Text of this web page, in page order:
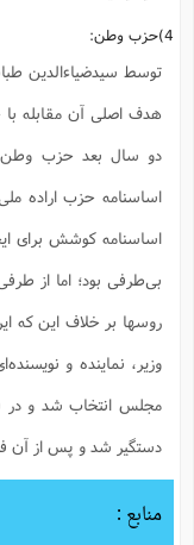
4)حزب وطن:
هدف اصلی آن مقابله با
دو سال بعد حزب وطن
اساسنامه کوشش برای
بی‌طرفی بود؛ اما از
روسها بر خلاف این که
دستگیر شد و پس از آن
منابع :